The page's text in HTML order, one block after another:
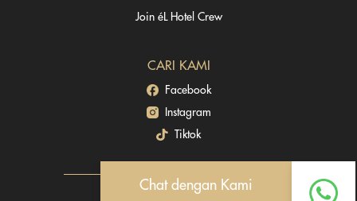
Join éL Hotel Crew
CARI KAMI
Facebook
Instagram
Tiktok
Chat dengan Kami